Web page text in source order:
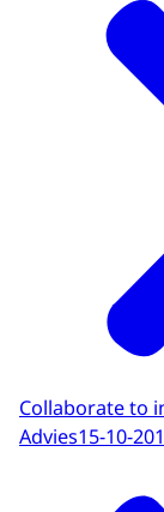
Collaborate to
Advies15-10-